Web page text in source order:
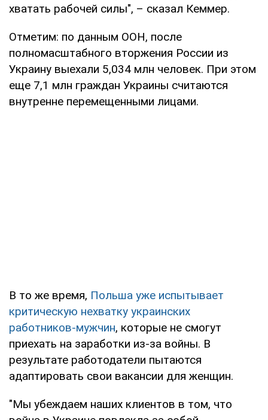
хватать рабочей силы", – сказал Кеммер.
Отметим: по данным ООН, после
полномасштабного вторжения России из
Украину выехали 5,034 млн человек. При этом
еще 7,1 млн граждан Украины считаются
внутренне перемещенными лицами.
В то же время, Польша уже испытывает
критическую нехватку украинских
работников-мужчин, которые не смогут
приехать на заработки из-за войны. В
результате работодатели пытаются
адаптировать свои вакансии для женщин.
"Мы убеждаем наших клиентов в том, что